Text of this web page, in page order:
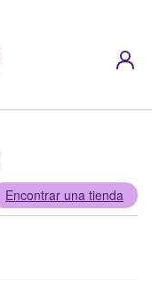
Encontrar una tienda